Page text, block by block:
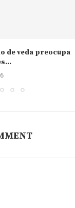
de veda preocupa